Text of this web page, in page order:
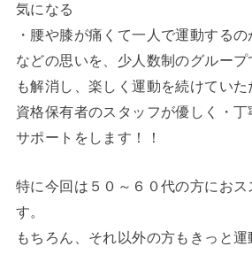
気になる
・腰や膝が痛くて一人で運動するの
などの思いを、少人数制のグルー
も解消し、楽しく運動を続けてい
資格保有者のスタッフが優しく・
サポートをします！！
特に今回は５０～６０代の方にお
す。
もちろん、それ以外の方もきっと